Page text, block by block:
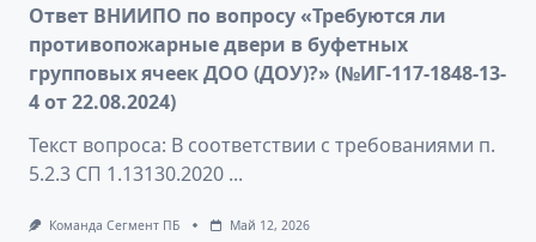
Ответ ВНИИПО по вопросу «Требуются ли
противопожарные двери в буфетных
групповых ячеек ДОО (ДОУ)?» (№ИГ-117-1848-13-
4 от 22.08.2024)
Текст вопроса: В соответствии с требованиями п.
5.2.3 СП 1.13130.2020 ...
Команда Сегмент ПБ Май 12, 2026